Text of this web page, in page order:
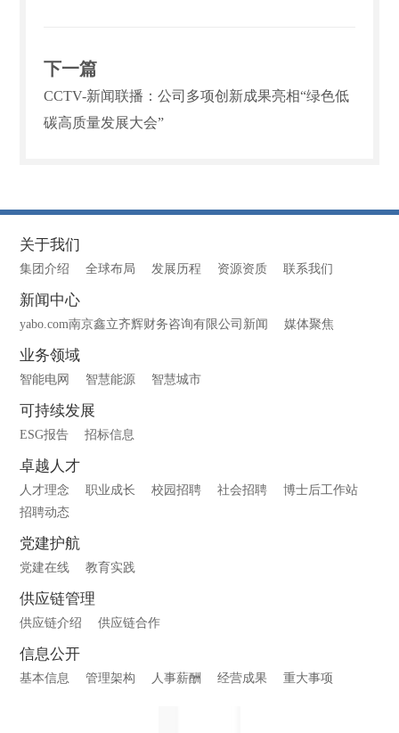
下一篇
CCTV-新闻联播：公司多项创新成果亮相“绿色低
碳高质量发展大会”
关于我们
集团介绍 全球布局 发展历程 资源资质 联系我们
新闻中心
yabo.com南京鑫立齐辉财务咨询有限公司新闻 媒体聚焦
业务领域
智能电网 智慧能源 智慧城市
可持续发展
ESG报告 招标信息
卓越人才
人才理念 职业成长 校园招聘 社会招聘
博士后工作站
招聘动态
党建护航
党建在线 教育实践
供应链管理
供应链介绍 供应链合作
信息公开
基本信息 管理架构 人事薪酬 经营成果 重大事项